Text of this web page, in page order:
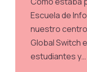
Escuela de
nuestro
Global Switch
estudiantes y…